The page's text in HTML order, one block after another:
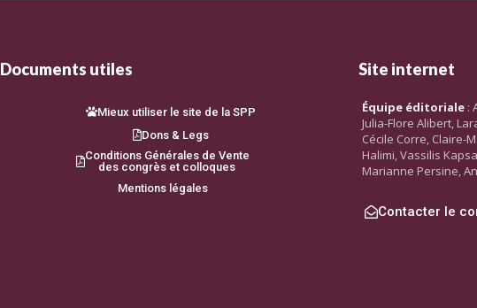
Documents utiles
Mieux utiliser le site de la SPP
Dons & Legs
Conditions Générales de Vente
des congrès et colloques
Mentions légales
Site internet
Équipe éditoriale :
Julia-Flore Alibert,
Cécile Corre, Claire-
Halimi, Vassilis
Marianne Persine,
Contacter le